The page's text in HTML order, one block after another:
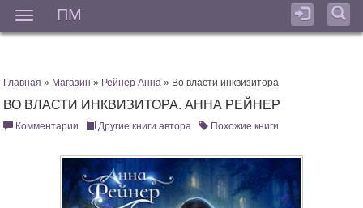
ПМ
Главная » Магазин » Рейнер Анна » Во власти инквизитора
ВО ВЛАСТИ ИНКВИЗИТОРА. АННА РЕЙНЕР
Комментарии Другие книги автора Похожие книги